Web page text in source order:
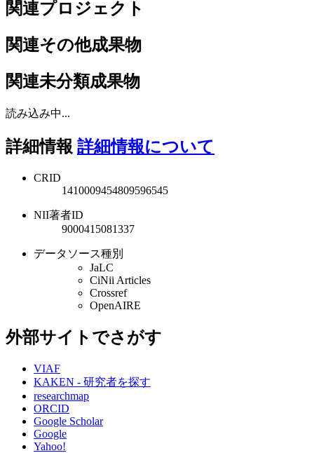
関連プロジェクト
関連その他成果物
関連未分類成果物
読み込み中...
詳細情報 詳細情報について
CRID
1410009454809596545
NII著者ID
9000415081337
データソース種別
JaLC
CiNii Articles
Crossref
OpenAIRE
外部サイトでさがす
VIAF
KAKEN - 研究者を探す
researchmap
ORCID
Google Scholar
Google
Yahoo!